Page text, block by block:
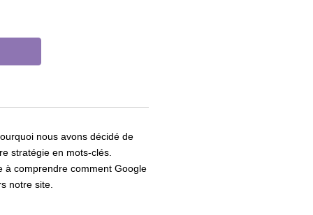
nous avons décidé de
stratégie en mots-clés.
à comprendre comment Google
notre site.